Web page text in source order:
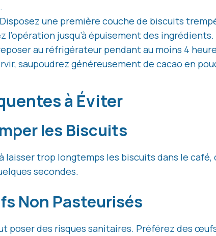
une première couche de biscuits
l’opération jusqu’à épuisement des ingrédients.
au réfrigérateur pendant au moins 4
saupoudrez généreusement de cacao en
à Éviter
les Biscuits
laisser trop longtemps les biscuits dans le
secondes.
Non Pasteurisés
poser des risques sanitaires. Préférez des